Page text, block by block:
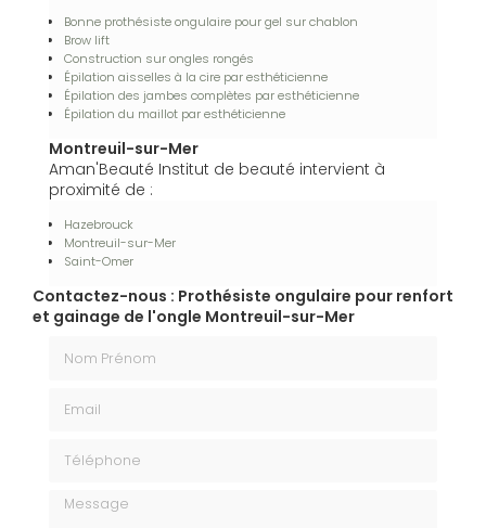
Bonne prothésiste ongulaire pour gel sur chablon
Brow lift
Construction sur ongles rongés
Épilation aisselles à la cire par esthéticienne
Épilation des jambes complètes par esthéticienne
Épilation du maillot par esthéticienne
Montreuil-sur-Mer
Aman'Beauté Institut de beauté intervient à
proximité de :
Hazebrouck
Montreuil-sur-Mer
Saint-Omer
Contactez-nous : Prothésiste ongulaire pour renfort
et gainage de l'ongle Montreuil-sur-Mer
Message